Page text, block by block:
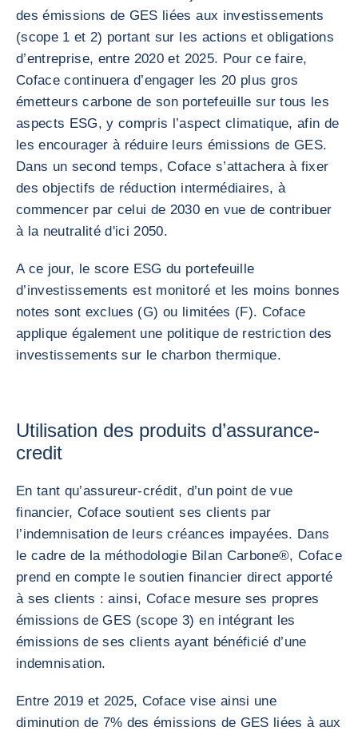
des émissions de GES liées aux investissements
(scope 1 et 2) portant sur les actions et obligations
d’entreprise, entre 2020 et 2025. Pour ce faire,
Coface continuera d’engager les 20 plus gros
émetteurs carbone de son portefeuille sur tous les
aspects ESG, y compris l’aspect climatique, afin de
les encourager à réduire leurs émissions de GES.
Dans un second temps, Coface s’attachera à fixer
des objectifs de réduction intermédiaires, à
commencer par celui de 2030 en vue de contribuer
à la neutralité d'ici 2050.
A ce jour, le score ESG du portefeuille
d’investissements est monitoré et les moins bonnes
notes sont exclues (G) ou limitées (F). Coface
applique également une politique de restriction des
investissements sur le charbon thermique.
Utilisation des produits d’assurance-
credit
En tant qu’assureur-crédit, d’un point de vue
financier, Coface soutient ses clients par
l’indemnisation de leurs créances impayées. Dans
le cadre de la méthodologie Bilan Carbone®, Coface
prend en compte le soutien financier direct apporté
à ses clients : ainsi, Coface mesure ses propres
émissions de GES (scope 3) en intégrant les
émissions de ses clients ayant bénéficié d’une
indemnisation.
Entre 2019 et 2025, Coface vise ainsi une
diminution de 7% des émissions de GES liées à aux